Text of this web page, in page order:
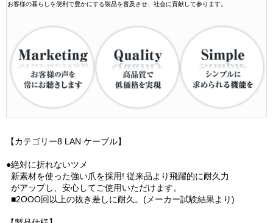
お客様の暮らしを便利で豊かにする製品を普及させ、社会に貢献して参ります。
【カテゴリー8 LAN ケーブル】
●絶対に折れないツメ
新素材を使った強い爪を採用! 従来品より飛躍的に耐久力
がアップし、安心してご使用いただけます。
■2OOO回以上の抜き差しに耐久。(メーカー試験結果より)